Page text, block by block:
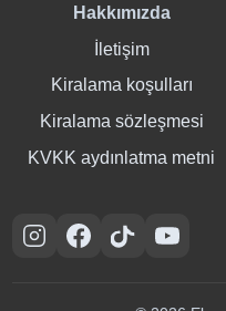
Hakkımızda
İletişim
Kiralama koşulları
Kiralama sözleşmesi
KVKK aydınlatma metni
InstagramFacebookTikTok